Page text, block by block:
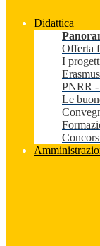
Didattica
Offerta
I
PNRR -
Le